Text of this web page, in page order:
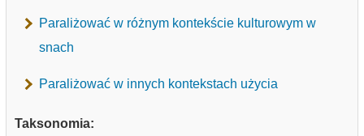
Paraliżować w różnym kontekście kulturowym w
snach
Paraliżować w innych kontekstach użycia
Taksonomia: